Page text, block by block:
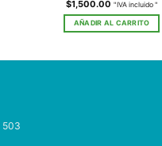
$1,500.00 "IVA incluido "
AÑADIR AL CARRITO
503